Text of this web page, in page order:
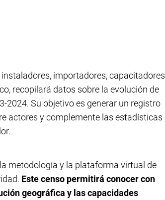
importadores, capacitadores
recopilará datos sobre la evolución de
2024. Su objetivo es generar un registro
actores y complemente las estadísticas
metodología y la plataforma virtual de
Este censo permitirá conocer con
geográfica y las capacidades